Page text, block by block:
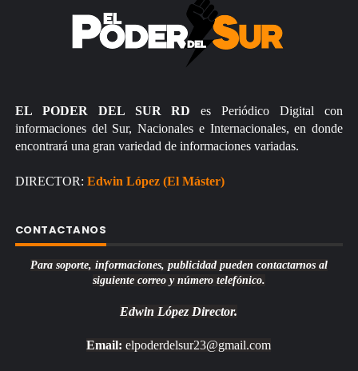
EL PODER DEL SUR RD es Periódico Digital con
informaciones del Sur, Nacionales e Internacionales, en donde
encontrará una gran variedad de informaciones variadas.
DIRECTOR: Edwin López (El Máster)
CONTACTANOS
Para soporte, informaciones, publicidad pueden contactarnos al
siguiente correo y número telefónico.
Edwin López Director.
Email: elpoderdelsur23@gmail.com